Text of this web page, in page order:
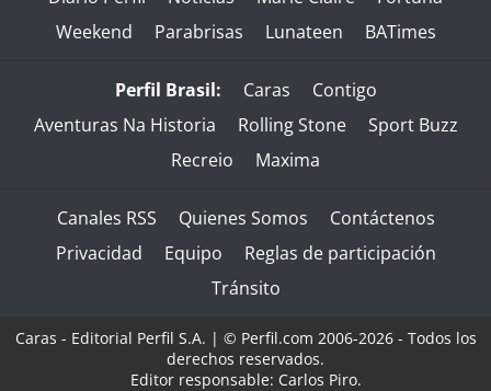
Weekend
Parabrisas Lunateen BATimes
Perfil Brasil: Caras
Contigo
Aventuras Na Historia
Rolling Stone
Sport Buzz
Recreio
Maxima
Canales RSS Quienes Somos
Contáctenos
Privacidad
Equipo
Reglas de participación
Tránsito
Caras - Editorial Perfil S.A. | © Perfil.com 2006-2026 - Todos los
derechos reservados.
Editor responsable: Carlos Piro.